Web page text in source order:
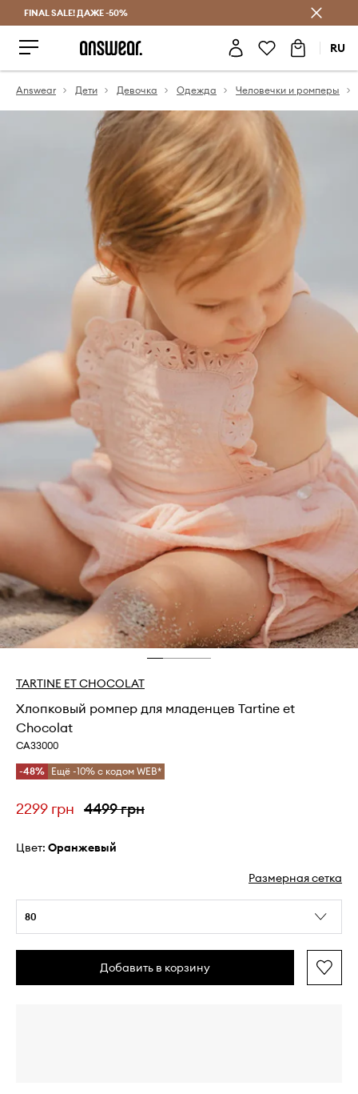
FINAL SALE! ДАЖЕ -50%
RU
Answear Дети Девочка Одежда Человечки и ромперы
TARTINE ET CHOCOLAT
Хлопковый ромпер для младенцев Tartine et
Chocolat
CA33000
-48% Ещё -10% с кодом WEB*
2299 грн 4499 грн
Цвет: оранжевый
Размерная сетка
80
Добавить в корзину